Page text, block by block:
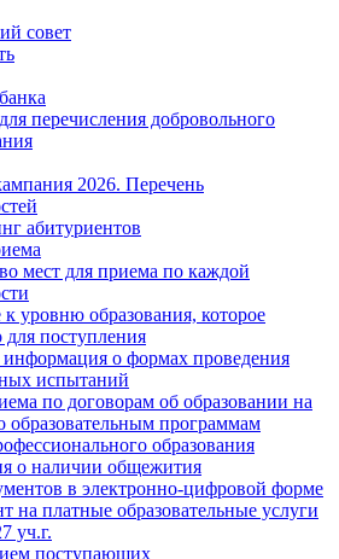
совет
перечисления добровольного
2026. Перечень
абитуриентов
мест для приема по каждой
к уровню образования, которое
для поступления
о формах проведения
испытаний
по договорам об образовании на
образовательным программам
образования
о наличии общежития
в электронно-цифровой форме
на платные образовательные услуги
уч.г.
поступающих